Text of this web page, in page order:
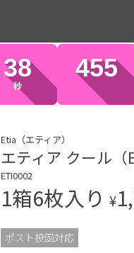
37
秒
394
Etia（エティア）
エティア クール（
ETI0002
1箱6枚入り ¥
ポスト投函対応